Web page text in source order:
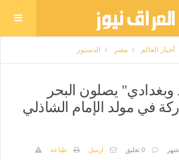
أخبار العالم مصر الدستور
وبغدادي" يصلون البحر
في مولد الإمام الشاذلي
0 تعليق ارسل
طباعة